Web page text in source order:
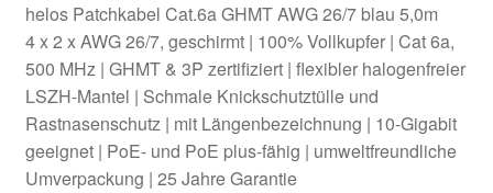
helos Patchkabel Cat.6a GHMT AWG 26/7 blau 5,0m
4 x 2 x AWG 26/7, geschirmt | 100% Vollkupfer | Cat 6a,
500 MHz | GHMT & 3P zertifiziert | flexibler halogenfreier
LSZH-Mantel | Schmale Knickschutztülle und
Rastnasenschutz | mit Längenbezeichnung | 10-Gigabit
geeignet | PoE- und PoE plus-fähig | umweltfreundliche
Umverpackung | 25 Jahre Garantie